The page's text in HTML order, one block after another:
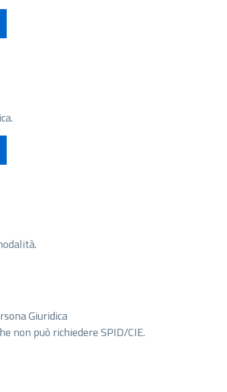
Giuridica
non può richiedere SPID/CIE.